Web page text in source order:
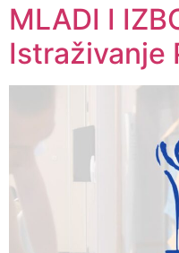
MLADI I
Istraživanje